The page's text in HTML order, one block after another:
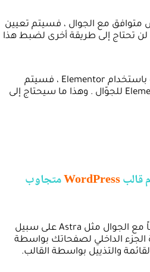
متوافق مع الجوال ، فسيتم تعيين
تحتاج إلى طريقة أخرى لضبط هذا
أما إذا قمت بإنشائها مباشرةً باستخدام Elementor ، فسيتم
إدارتها من خلال إعدادات Elementor للجوّال . وهذا ما سيحتاج إلى
قالبWordPressمتجاوب
إذا كنت تستخدم قالباً متوافقاً مع الجوال مثل Astra على سبيل
الجزء الداخلي لصفحاتك بواسطة